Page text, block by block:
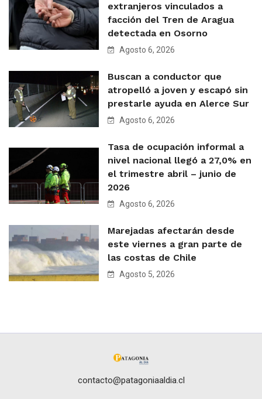
extranjeros vinculados a
facción del Tren de Aragua
detectada en Osorno
Agosto 6, 2026
Buscan a conductor que
atropelló a joven y escapó sin
prestarle ayuda en Alerce Sur
Agosto 6, 2026
Tasa de ocupación informal a
nivel nacional llegó a 27,0% en
el trimestre abril – junio de
2026
Agosto 6, 2026
Marejadas afectarán desde
este viernes a gran parte de
las costas de Chile
Agosto 5, 2026
contacto@patagoniaaldia.cl